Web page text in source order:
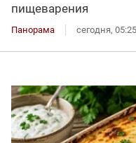
пищеварения
Панорама сегодня, 05:25